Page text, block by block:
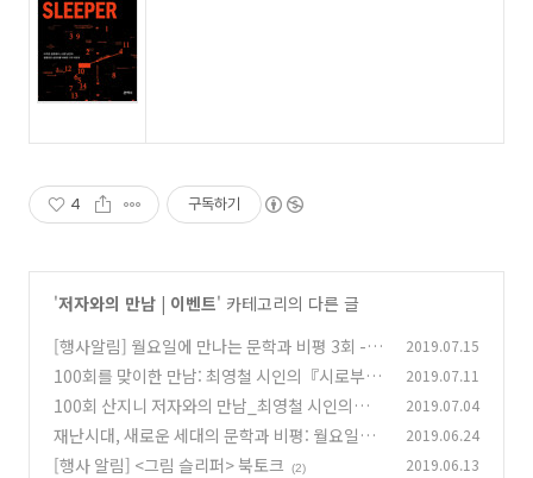
4 구독하기
'저자와의 만남 | 이벤트' 카테고리의 다른 글
[행사알림] 월요일에 만나는 문학과 비평 3회 -
정광모 소설가 편
(0)
2019.07.15
100회를 맞이한 만남: 최영철 시인의『시로부
터』건져올린 한 오라기 희망의 빛 (1)
2019.07.11
100회 산지니 저자와의 만남_최영철 시인의
『시로부터』 (0)
2019.07.04
재난시대, 새로운 세대의 문학과 비평: 월요일에
만나는 문학과 비평 1회 (0)
2019.06.24
[행사 알림] <그림 슬리퍼> 북토크 (2) 2019.06.13